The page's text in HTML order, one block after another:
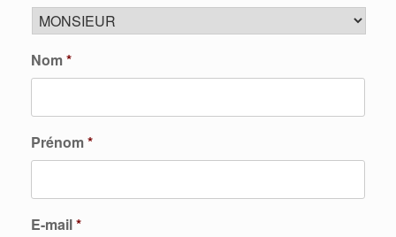
Nom*
Prénom*
E-mail*